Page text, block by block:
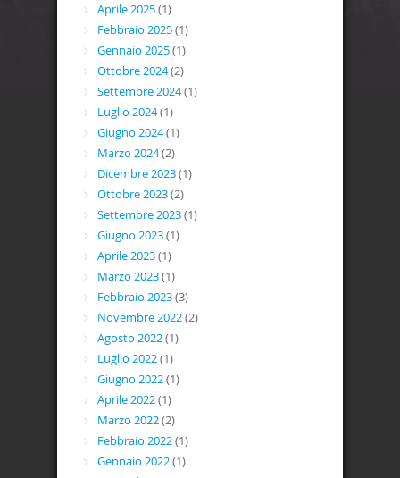
Aprile 2025(1)
Febbraio 2025(1)
Gennaio 2025(1)
Ottobre 2024(2)
Settembre 2024(1)
Luglio 2024(1)
Giugno 2024(1)
Marzo 2024(2)
Dicembre 2023(1)
Ottobre 2023(2)
Settembre 2023(1)
Giugno 2023(1)
Aprile 2023(1)
Marzo 2023(1)
Febbraio 2023(3)
Novembre 2022(2)
Agosto 2022(1)
Luglio 2022(1)
Giugno 2022(1)
Aprile 2022(1)
Marzo 2022(2)
Febbraio 2022(1)
Gennaio 2022(1)